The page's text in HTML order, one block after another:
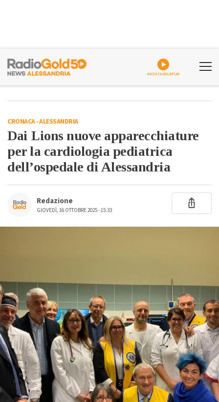
ASCOLTA GOLDPLAY
CRONACA-ALESSANDRIA
Dai Lions nuove apparecchiature
per la cardiologia pediatrica
dell’ospedale di Alessandria
Redazione
GIOVEDÌ, 16 OTTOBRE 2025 - 15:33